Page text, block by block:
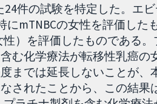
24件の試験を特定した。エ
にmTNBCの女性を評価した
）を評価したものである
む化学療法が転移性乳癌の
までは延長しないことが、
されたことから、この結果